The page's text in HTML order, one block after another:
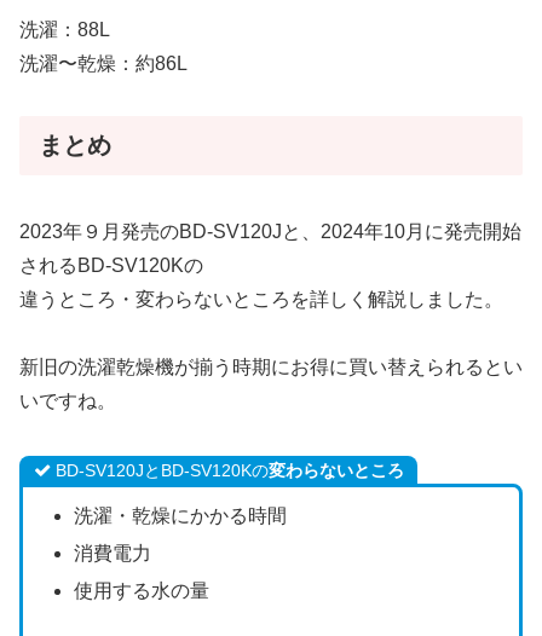
洗濯：88L
洗濯〜乾燥：約86L
まとめ
2023年９月発売のBD-SV120Jと、2024年10月に発売開始
されるBD-SV120Kの
違うところ・変わらないところを詳しく解説しました。
新旧の洗濯乾燥機が揃う時期にお得に買い替えられるとい
いですね。
BD-SV120JとBD-SV120Kの変わらないところ
洗濯・乾燥にかかる時間
消費電力
使用する水の量